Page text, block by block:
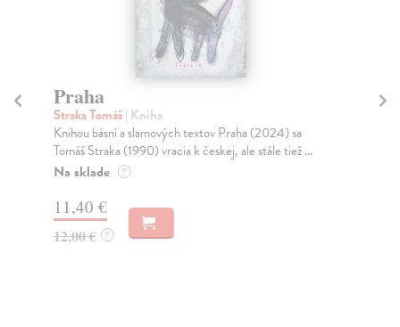
Praha
Straka Tomáš| Kniha
Knihou básní a slamových textov Praha (2024) sa
Tomáš Straka (1990) vracia k českej, ale stále tiež ...
Na sklade ?
11,40 €
12,00 € ?